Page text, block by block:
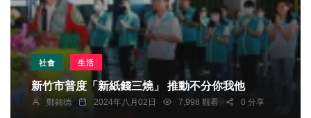
社會 生活
新竹市普度「新紙錢三燒」 推動不分你我他
鄭銘德 2024年八月02日 7,998 觀看 0 分享